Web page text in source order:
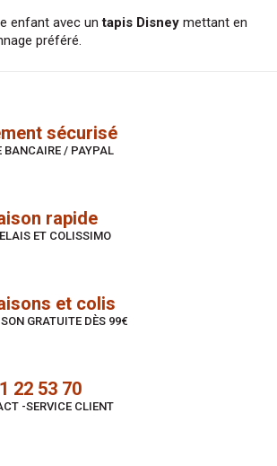
enfant avec un tapis Disney mettant en
préféré.
sécurisé
BANCAIRE / PAYPAL
rapide
ET COLISSIMO
et colis
GRATUITE DÈS 99€
22 53 70
-SERVICE CLIENT